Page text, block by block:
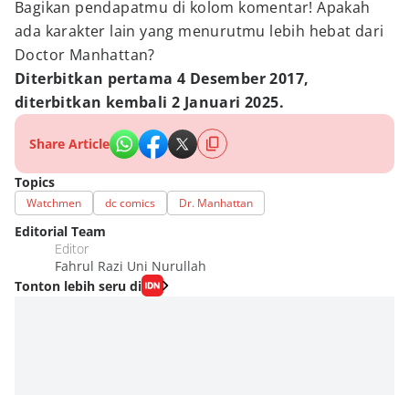
Bagikan pendapatmu di kolom komentar! Apakah
ada karakter lain yang menurutmu lebih hebat dari
Doctor Manhattan?
Diterbitkan pertama 4 Desember 2017,
diterbitkan kembali 2 Januari 2025.
Share Article
Topics
Watchmen dc comics Dr. Manhattan
Editorial Team
Editor
Fahrul Razi Uni Nurullah
Tonton lebih seru di